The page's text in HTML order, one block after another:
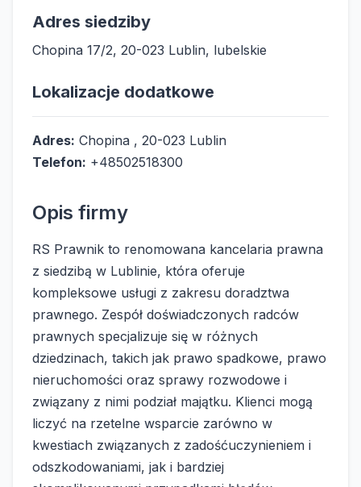
Adres siedziby
Chopina 17/2, 20-023 Lublin, lubelskie
Lokalizacje dodatkowe
Adres: Chopina , 20-023 Lublin
Telefon: +48502518300
Opis firmy
RS Prawnik to renomowana kancelaria prawna
z siedzibą w Lublinie, która oferuje
kompleksowe usługi z zakresu doradztwa
prawnego. Zespół doświadczonych radców
prawnych specjalizuje się w różnych
dziedzinach, takich jak prawo spadkowe, prawo
nieruchomości oraz sprawy rozwodowe i
związany z nimi podział majątku. Klienci mogą
liczyć na rzetelne wsparcie zarówno w
kwestiach związanych z zadośćuczynieniem i
odszkodowaniami, jak i bardziej